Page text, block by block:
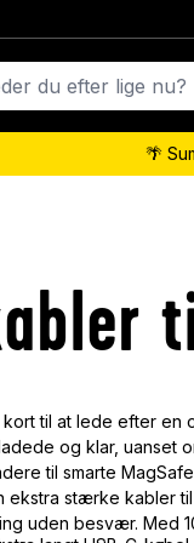
🌴
til at lede efter en
og klar, uanset
til smarte
ekstra stærke kabler
uden besvær. Med